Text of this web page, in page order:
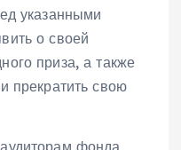
указанными
о своей
приза, а также
прекратить свою
фонда